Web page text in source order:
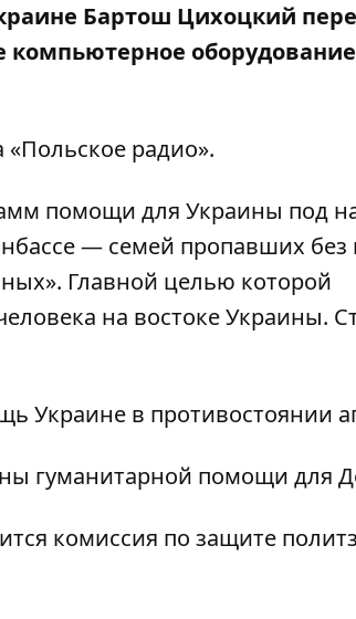
Бартош Цихоцкий
«Польское радио».
помощи для Украины под
— семей пропавших без
Главной целью которой
на востоке Украины.
Украине в противостоянии
гуманитарной помощи для
комиссия по защите